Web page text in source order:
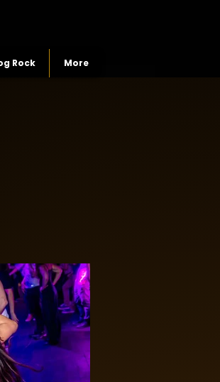
Rock More